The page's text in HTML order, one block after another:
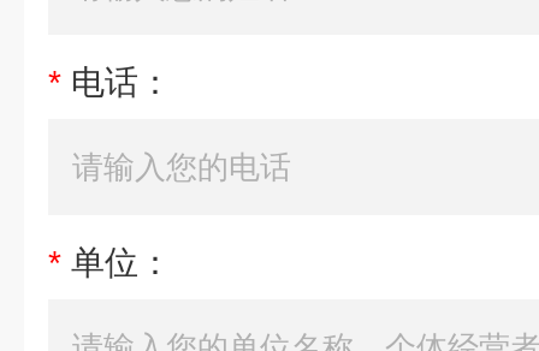
* 电话：
* 单位：